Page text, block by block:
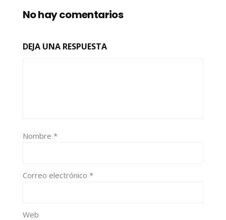
No hay comentarios
DEJA UNA RESPUESTA
Nombre *
Correo electrónico *
Web